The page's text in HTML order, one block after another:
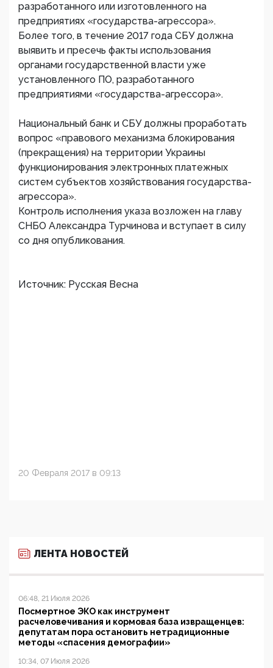
разработанного или изготовленного на
предприятиях «государства-агрессора».
Более того, в течение 2017 года СБУ должна
выявить и пресечь факты использования
органами государственной власти уже
установленного ПО, разработанного
предприятиями «государства-агрессора».
Национальный банк и СБУ должны проработать
вопрос «правового механизма блокирования
(прекращения) на территории Украины
функционирования электронных платежных
систем субъектов хозяйствования государства-
агрессора».
Контроль исполнения указа возложен на главу
СНБО Александра Турчинова и вступает в силу
со дня опубликования.
Источник: Русская Весна
20 Февраля 2017 в 09:13
ЛЕНТА НОВОСТЕЙ
06:48, 21 Июля 2026
Посмертное ЭКО как инструмент
расчеловечивания и кормовая база извращенцев:
депутатам пора остановить нетрадиционные
методы «спасения демографии»
10:34, 07 Июля 2026